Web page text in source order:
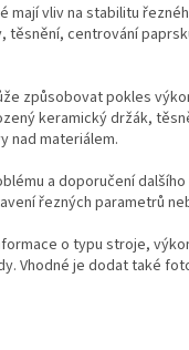
vliv na stabilitu
centrování
způsobovat pokles
keramický držák,
nad materiálem.
a doporučení
řezných parametrů
o typu stroje,
Vhodné je dodat také